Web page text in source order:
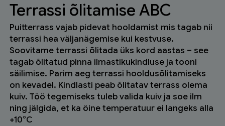
Terrassi õlitamise ABC
Puitterrass vajab pidevat hooldamist mis tagab nii
terrassi hea väljanägemise kui kestvuse.
Soovitame terrassi õlitada üks kord aastas – see
tagab õlitatud pinna ilmastikukindluse ja tooni
säilimise. Parim aeg terrassi hooldusõlitamiseks
on kevadel. Kindlasti peab õlitatav terrass olema
kuiv. Töö tegemiseks tuleb valida kuiv ja soe ilm
ning jälgida, et ka öine temperatuur ei langeks alla
+10°C